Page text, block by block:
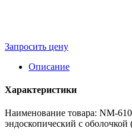
Запросить цену
Описание
Характеристики
Наименование товара: NM-
эндоскопический с оболочкой